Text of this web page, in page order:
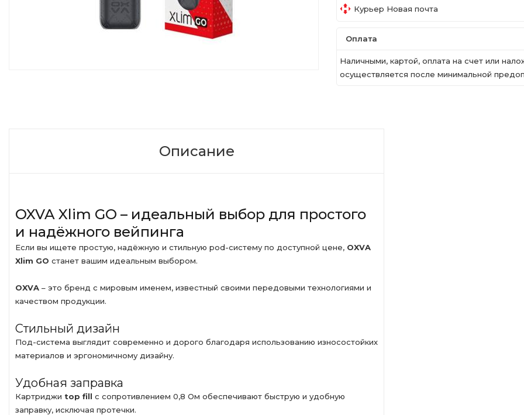
Курьер Новая почта
Оплата
Наличными, картой, оплата на счет или
осуществляется после минимальной
Описание
OXVA Xlim GO – идеальный выбор для простого
и надёжного вейпинга
Если вы ищете простую, надёжную и стильную pod-систему по доступной цене, OXVA
Xlim GO станет вашим идеальным выбором.
OXVA – это бренд с мировым именем, известный своими передовыми технологиями и
качеством продукции.
Стильный дизайн
Под-система выглядит современно и дорого благодаря использованию износостойких
материалов и эргономичному дизайну.
Удобная заправка
Картриджи top fill с сопротивлением 0,8 Ом обеспечивают быструю и удобную
заправку, исключая протечки.